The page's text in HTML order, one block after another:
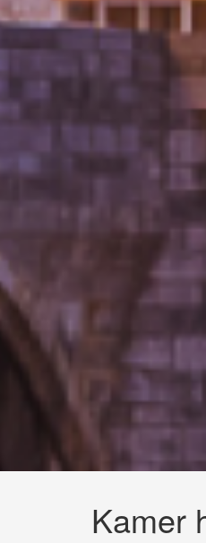
Kamer